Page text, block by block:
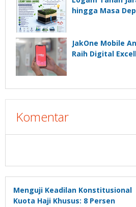
hingga Masa
JakOne Mobile
Raih Digital
Komentar
Menguji Keadilan Konstitusional
Kuota Haji Khusus: 8 Persen